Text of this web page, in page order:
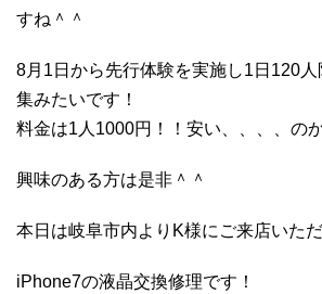
すね＾＾
8月1日から先行体験を実施し1日120
集みたいです！
料金は1人1000円！！安い、、、、のか
興味のある方は是非＾＾
本日は岐阜市内よりK様にご来店いただ
iPhone7の液晶交換修理です！